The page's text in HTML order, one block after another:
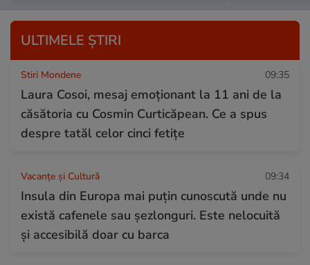
ULTIMELE ȘTIRI
Stiri Mondene 09:35
Laura Cosoi, mesaj emoționant la 11 ani de la
căsătoria cu Cosmin Curticăpean. Ce a spus
despre tatăl celor cinci fetițe
Vacanțe și Cultură 09:34
Insula din Europa mai puțin cunoscută unde nu
există cafenele sau șezlonguri. Este nelocuită
și accesibilă doar cu barca